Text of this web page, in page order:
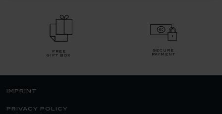
free
gift box
secure
payment
imprint
privacy policy